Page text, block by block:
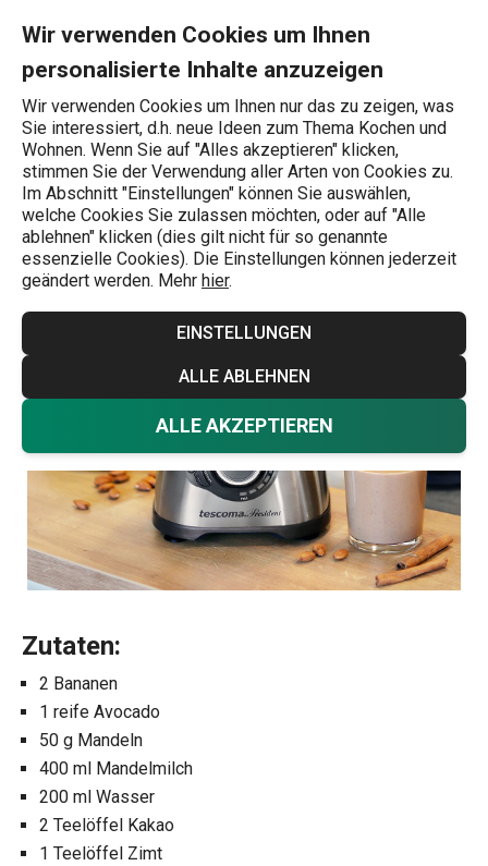
Wir verwenden Cookies um Ihnen
personalisierte Inhalte anzuzeigen
Wir verwenden Cookies um Ihnen nur das zu zeigen, was
Sie interessiert, d.h. neue Ideen zum Thema Kochen und
Wohnen. Wenn Sie auf "Alles akzeptieren" klicken,
stimmen Sie der Verwendung aller Arten von Cookies zu.
Im Abschnitt "Einstellungen" können Sie auswählen,
welche Cookies Sie zulassen möchten, oder auf "Alle
ablehnen" klicken (dies gilt nicht für so genannte
essenzielle Cookies). Die Einstellungen können jederzeit
geändert werden. Mehr hier.
EINSTELLUNGEN
ALLE ABLEHNEN
ALLE AKZEPTIEREN
Wonach suchen Sie?
Süß
Smoothie mit
Mandeln
Rezepte Süß 3.3.2025
Zutaten:
2 Bananen
1 reife Avocado
50 g Mandeln
400 ml Mandelmilch
200 ml Wasser
2 Teelöffel Kakao
1 Teelöffel Zimt